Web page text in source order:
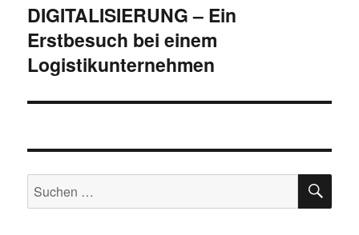
Nächster
Beitrag:
DIGITALISIERUNG – Ein
Erstbesuch bei einem
Logistikunternehmen
Suchen
nach: